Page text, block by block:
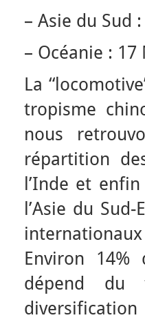
– Asie du Sud
– Océanie : 17
La
tropisme
nous
répartition
l’Inde et
l’Asie du
Environ
dépend du